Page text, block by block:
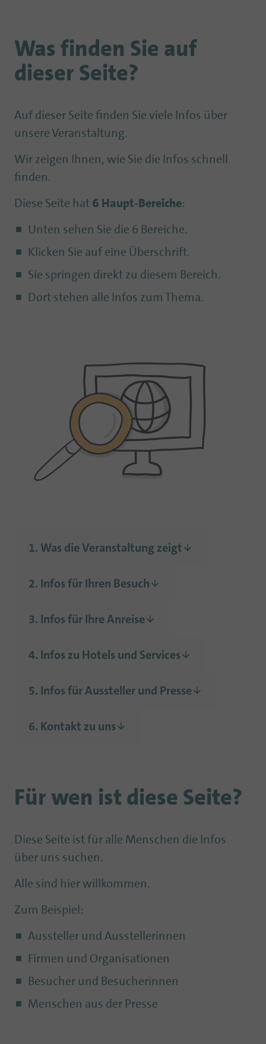
Was finden Sie auf
dieser Seite?
Auf dieser Seite finden Sie viele Infos über
unsere Veranstaltung.
Wir zeigen Ihnen, wie Sie die Infos schnell
finden.
Diese Seite hat 6 Haupt-Bereiche:
Unten sehen Sie die 6 Bereiche.
Klicken Sie auf eine Überschrift.
Sie springen direkt zu diesem Bereich.
Dort stehen alle Infos zum Thema.
1. Was die Veranstaltung zeigt
2. Infos für Ihren Besuch
3. Infos für Ihre Anreise
4. Infos zu Hotels und Services
5. Infos für Aussteller und Presse
6. Kontakt zu uns
Für wen ist diese Seite?
Diese Seite ist für alle Menschen die Infos
über uns suchen.
Alle sind hier willkommen.
Zum Beispiel:
Aussteller und Ausstellerinnen
Firmen und Organisationen
Besucher und Besucherinnen
Menschen aus der Presse